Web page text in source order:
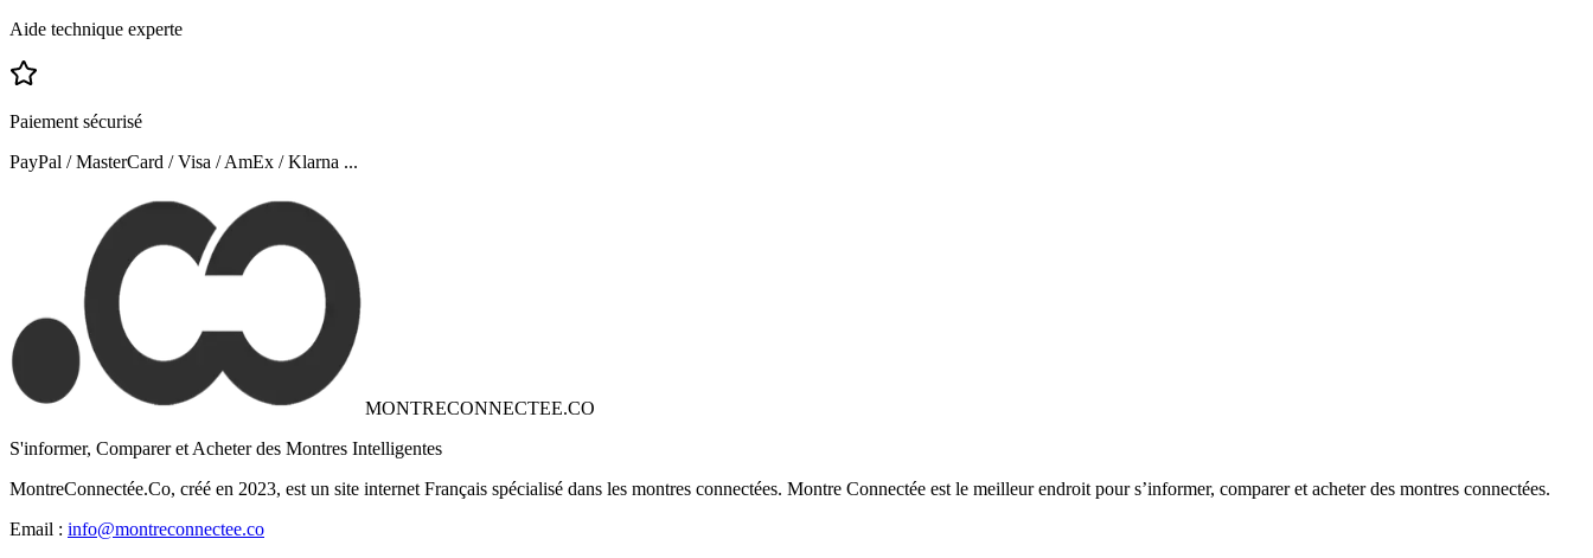
Aide technique experte
Paiement sécurisé
PayPal / MasterCard / Visa / AmEx / Klarna ...
MONTRECONNECTEE.CO
S'informer, Comparer et Acheter des Montres Intelligentes
MontreConnectée.Co, créé en 2023, est un site internet Français spécialisé dans les montres connectées. Montre Connectée est le meilleur endroit pour s’informer, comparer et acheter des montres connectées.
Email : info@montreconnectee.co